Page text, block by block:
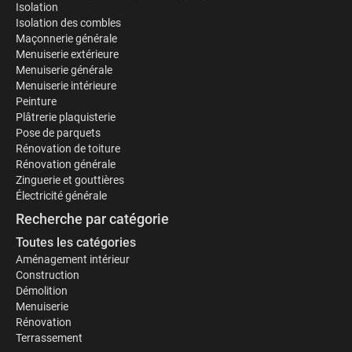
Isolation
Isolation des combles
Maçonnerie générale
Menuiserie extérieure
Menuiserie générale
Menuiserie intérieure
Peinture
Plâtrerie plaquisterie
Pose de parquets
Rénovation de toiture
Rénovation générale
Zinguerie et gouttières
Électricité générale
Recherche par catégorie
Toutes les catégories
Aménagement intérieur
Construction
Démolition
Menuiserie
Rénovation
Terrassement